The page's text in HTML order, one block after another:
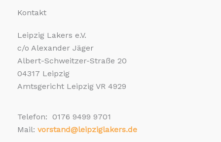
Kontakt
Leipzig Lakers e.V.
c/o Alexander Jäger
Albert-Schweitzer-Straße 20
04317 Leipzig
Amtsgericht Leipzig VR 4929
Telefon: 0176 9499 9701
Mail: vorstand@leipziglakers.de